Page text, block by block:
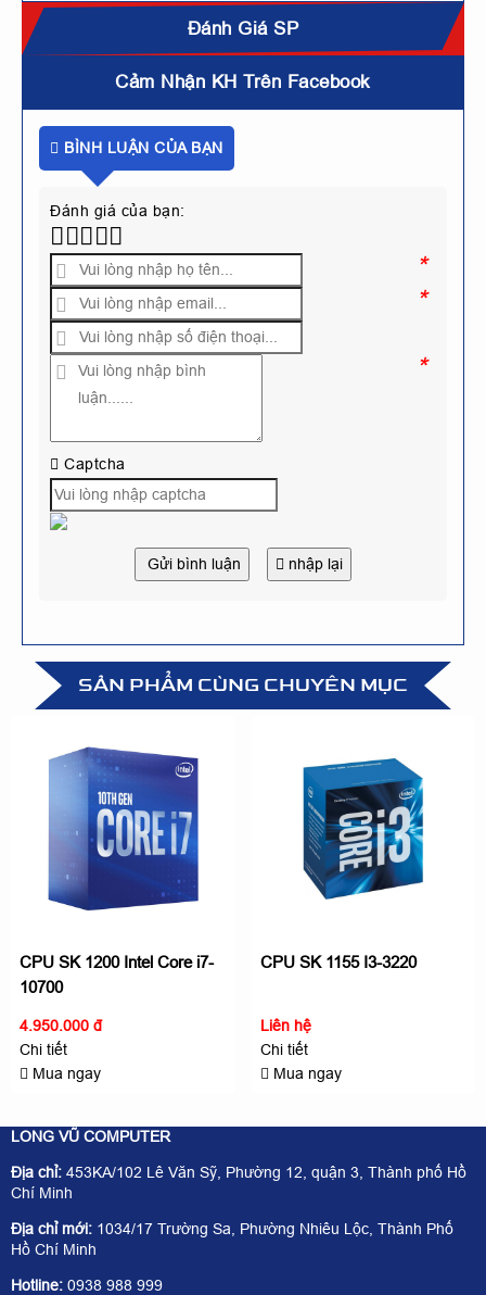
Đánh Giá SP
Cảm Nhận KH Trên Facebook
BÌNH LUẬN CỦA BẠN
Đánh giá của bạn:
*
*
*
Captcha
Gửi bình luận nhập lại
SẢN PHẨM CÙNG CHUYÊN MỤC
CPU SK 1200 Intel Core i7-
10700
4.950.000 đ
Chi tiết
Mua ngay
CPU SK 1155 I3-3220
Liên hệ
Chi tiết
Mua ngay
LONG VŨ COMPUTER
Địa chỉ: 453KA/102 Lê Văn Sỹ, Phường 12, quận 3, Thành phố Hồ
Chí Minh
Địa chỉ mới: 1034/17 Trường Sa, Phường Nhiêu Lộc, Thành Phố
Hồ Chí Minh
Hotline: 0938 988 999